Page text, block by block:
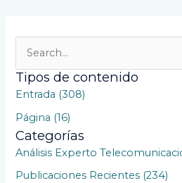
u
r
p
Tipos de contenido
Entrada (308)
Página (16)
Categorías
Análisis Experto
Publicaciones Recientes (234)